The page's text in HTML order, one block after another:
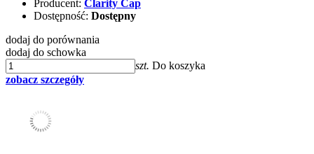
Producent: Clarity Cap
Dostępność: Dostępny
dodaj do porównania
dodaj do schowka
szt. Do koszyka
zobacz szczegóły